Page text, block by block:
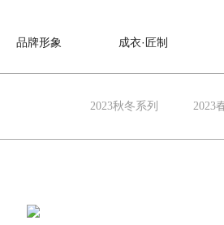
品牌形象 成衣·匠制
2023秋冬系列 2023